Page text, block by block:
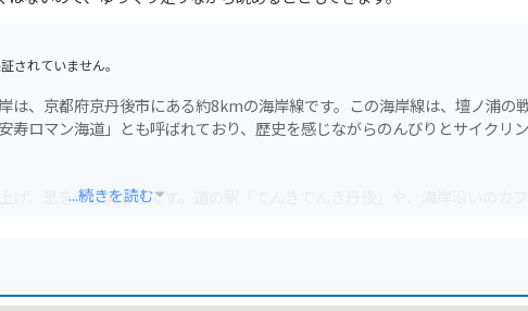
れていません。
は、京都府京丹後市にある約8kmの海岸線です。この海岸線は、壇ノ浦の
寿ロマン海道」とも呼ばれており、歴史を感じながらのんびりとサイクリ
げ、息をのむ美しさです。道の駅「てんきてんき丹後」や、海岸沿いのカフ
ツーリングが楽しめます。海岸線沿いの道は走りやすく、休憩ポイントも多
...続きを読む